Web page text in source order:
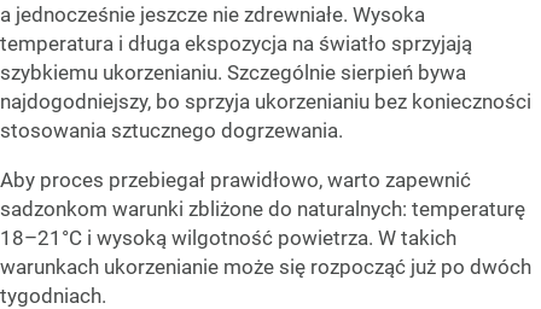
a jednocześnie jeszcze nie zdrewniałe. Wysoka
temperatura i długa ekspozycja na światło sprzyjają
szybkiemu ukorzenianiu. Szczególnie sierpień bywa
najdogodniejszy, bo sprzyja ukorzenianiu bez konieczności
stosowania sztucznego dogrzewania.
Aby proces przebiegał prawidłowo, warto zapewnić
sadzonkom warunki zbliżone do naturalnych: temperaturę
18–21°C i wysoką wilgotność powietrza. W takich
warunkach ukorzenianie może się rozpocząć już po dwóch
tygodniach.